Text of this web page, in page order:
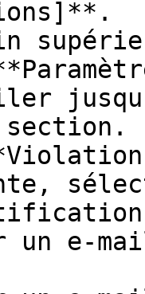
section.